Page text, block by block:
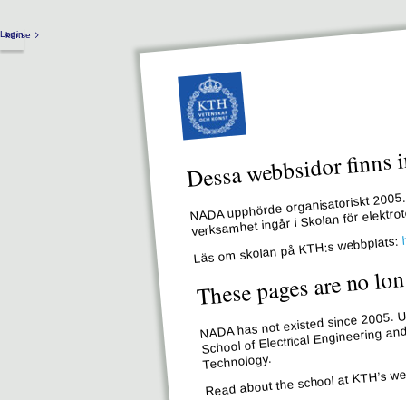
kth.se
Login
Dessa webbsidor
NADA upphörde organisatoriskt
verksamhet ingår i Skolan för
Läs om skolan på KTH:s webbplats:
These pages are no
NADA has not existed since
School of Electrical Engineering
Technology.
Read about the school at KTH’s